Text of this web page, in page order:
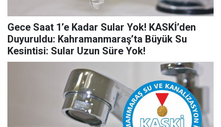
Gece Saat 1’e Kadar Sular Yok! KASKİ’den
Duyuruldu: Kahramanmaraş’ta Büyük Su
Kesintisi: Sular Uzun Süre Yok!